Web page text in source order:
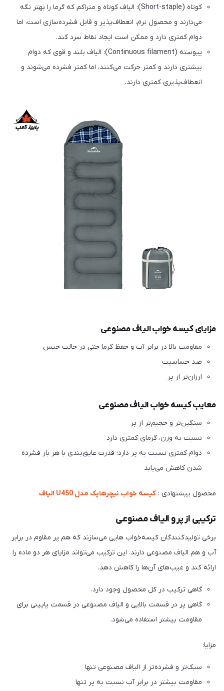
کوتاه (Short-staple): الیاف کوتاه و متراکم که گرما را بهتر نگه
می‌دارند و محصول نرم، انعطاف‌پذیر و قابل فشرده‌سازی است، اما
دوام کمتری دارد و ممکن است ایجاد نقاط سرد کند.
پیوسته (Continuous filament): الیاف بلند و قوی که دوام
بیشتری دارند و کمتر حرکت می‌کنند، اما کمتر فشرده می‌شوند و
انعطاف‌پذیری کمتری دارند.
مزایای کیسه خواب الیاف مصنوعی
مقاومت بالا در برابر آب و حفظ گرما حتی در حالت خیس
ضد حساسیت
ارزان‌تر از پر
معایب کیسه خواب الیاف مصنوعی
سنگین‌تر و حجیم‌تر از پر
نسبت به وزن، گرمای کمتری دارد
دوام کمتری نسبت به پر دارد؛ قدرت عایق‌بندی با هر بار فشرده
شدن کاهش می‌یابد
محصول پیشنهادی : کیسه خواب نیچرهایک مدل U450 الیاف
ترکیبی از پر و الیاف مصنوعی
برخی تولیدکنندگان کیسه‌خواب هایی می‌سازند که هم پر مقاوم در برابر
آب و هم الیاف مصنوعی دارند. این ترکیب می‌تواند مزایای هر دو ماده را
ارائه کند و عیب‌های آن‌ها را کاهش دهد.
گاهی ترکیب در کل محصول وجود دارد.
گاهی پر در قسمت بالایی و الیاف مصنوعی در قسمت پایینی برای
مقاومت بیشتر استفاده می‌شود.
مزایا:
سبک‌تر و فشرده‌تر از الیاف مصنوعی تنها
مقاومت بیشتر در برابر آب نسبت به پر تنها